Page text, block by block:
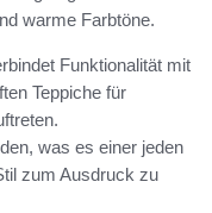
warme Farbtöne.
Funktionalität mit
Teppiche für
was es einer jeden
zum Ausdruck zu